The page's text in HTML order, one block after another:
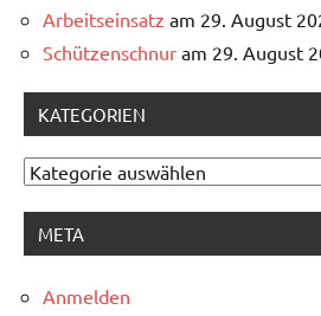
Arbeitseinsatz am 29. August
Schützenschnur am 29. August
KATEGORIEN
Kategorien
META
Anmelden